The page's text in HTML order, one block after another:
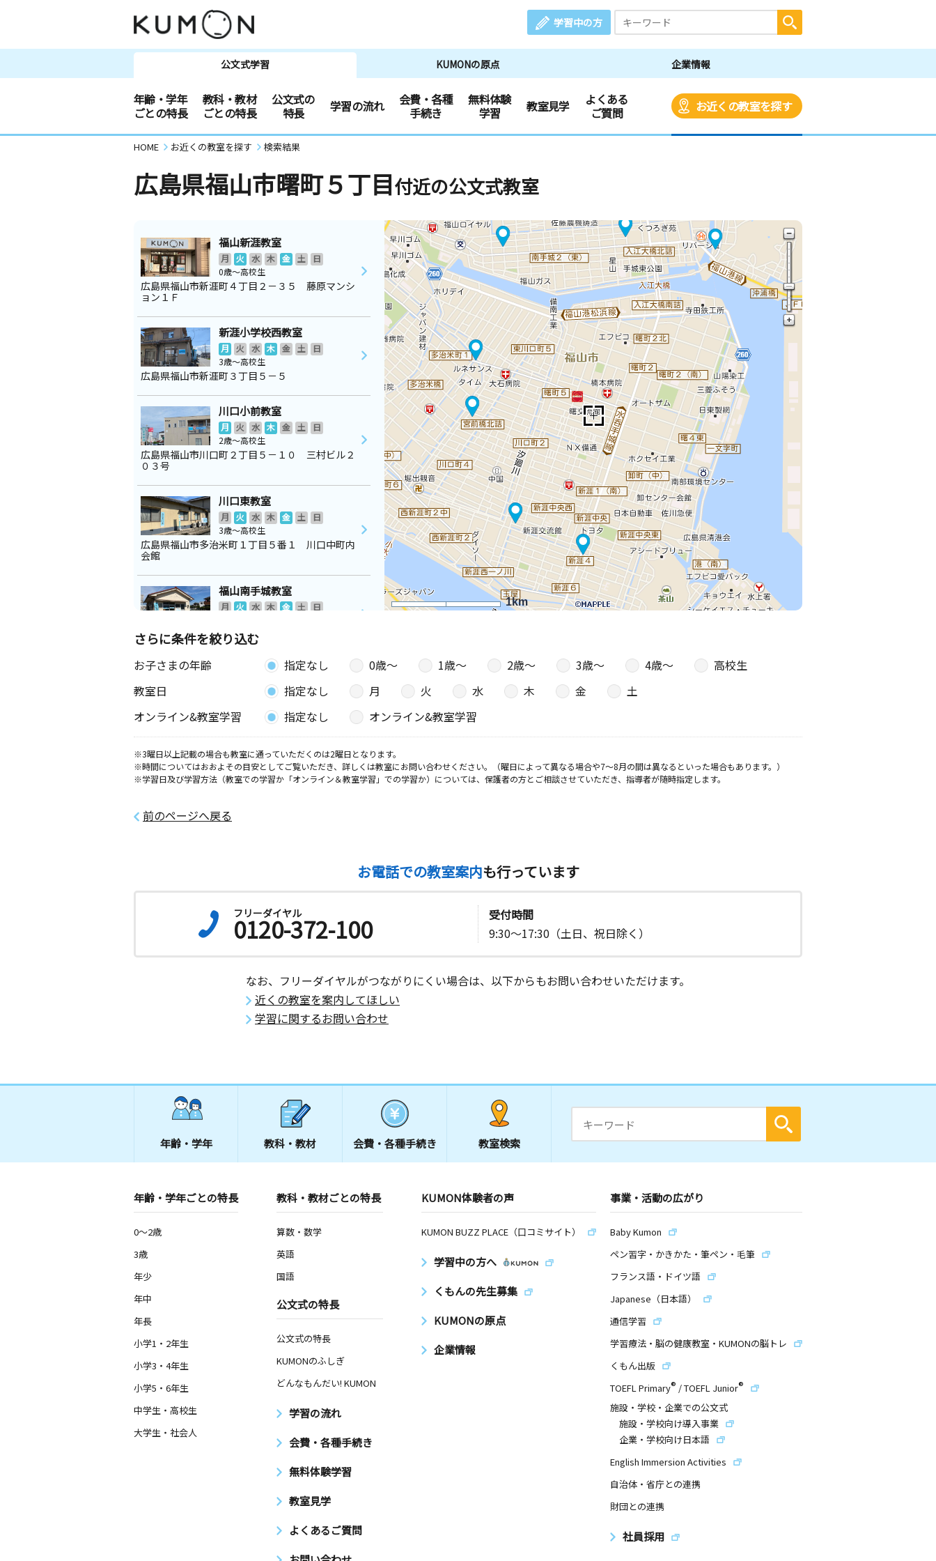
学習中の方
公文式学習 KUMONの原点 企業情報
年齢・学年
ごとの特長
教科・教材
ごとの特長
公文式の
特長
学習の流れ
会費・各種
手続き
無料体験
学習
教室見学
よくある
ご質問
お近くの教室を探す
HOME お近くの教室を探す 検索結果
広島県福山市曙町５丁目付近の公文式教室
1km
福山新涯教室
月 火 水 木 金 土
日
0歳～高校生
広島県福山市新涯町４丁目２－３５ 藤原マンシ
ョン１Ｆ
新涯小学校西教室
月 火 水 木 金 土
日
3歳～高校生
広島県福山市新涯町３丁目５－５
川口小前教室
月 火 水 木 金 土
日
2歳～高校生
広島県福山市川口町２丁目５－１０ 三村ビル２
０３号
川口東教室
月 火 水 木 金 土
日
3歳～高校生
広島県福山市多治米町１丁目５番１ 川口中町内
会館
福山南手城教室
月 火 水 木 金 土
日
広島県福山市南手城町４丁目３－１６
南手城１丁目教室
木 金 土
日
広島県福山市南手城町１丁目８－３０
福山東手城教室
月 火 水 木 金 土
日
2歳～高校生
さらに条件を絞り込む
お子さまの年齢 指定なし 0歳〜 1歳〜 2歳〜 3歳〜 4歳〜
高校生
教室日
指定なし 月 火 水 木 金
土
オンライン&教室学習
指定なし オンライン&教室学習
※3曜日以上記載の場合も教室に通っていただくのは2曜日となります。
※時間についてはおおよその目安としてご覧いただき、詳しくは教室にお問い合わせください。（曜日によって異なる場合や7～8月の間は異なるといった場合もあります。）
※学習日及び学習方法（教室での学習か「オンライン＆教室学習」での学習か）については、保護者の方とご相談させていただき、指導者が随時指定します。
前のページへ戻る
お電話での教室案内も行っています
フリーダイヤル
0120-372-100
受付時間
9:30～17:30（土日、祝日除く）
なお、フリーダイヤルがつながりにくい場合は、以下からもお問い合わせいただけます。
近くの教室を案内してほしい
学習に関するお問い合わせ
年齢・学年 教科・教材 会費・ 各種手続き 教室検索
年齢・学年ごとの特長
0～2歳
3歳
年少
年中
年長
小学1・2年生
小学3・4年生
小学5・6年生
中学生・高校生
大学生・社会人
教科・教材ごとの特長
算数・数学
英語
国語
公文式の特長
公文式の特長
KUMONのふしぎ
どんなもんだい! KUMON
学習の流れ
会費・各種手続き
無料体験学習
教室見学
よくあるご質問
KUMON体験者の声
KUMON BUZZ PLACE（口コミサイト）
学習中の方へ
くもんの先生募集
KUMONの原点
企業情報
事業・活動の広がり
Baby Kumon
ペン習字・かきかた・筆ペン・毛筆
フランス語・ドイツ語
Japanese（日本語）
通信学習
学習療法・脳の健康教室・KUMONの脳トレ
くもん出版
TOEFL Primary® /TOEFL Junior®
施設・学校・企業での公文式
施設・学校向け導入事業
企業・学校向け日本語
English Immersion Activities
自治体・省庁との連携
財団との連携
社員採用